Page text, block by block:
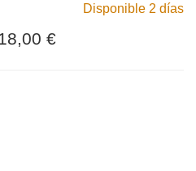
Disponible 2 días
€